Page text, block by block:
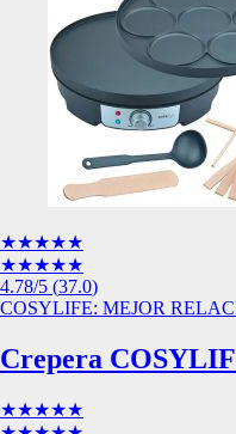
★★★★★
★★★★★
4.78/5 (37.0)
COSYLIFE: MEJOR
Crepera
★★★★★